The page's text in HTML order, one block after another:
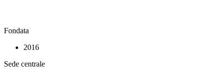
Fondata
2016
Sede centrale